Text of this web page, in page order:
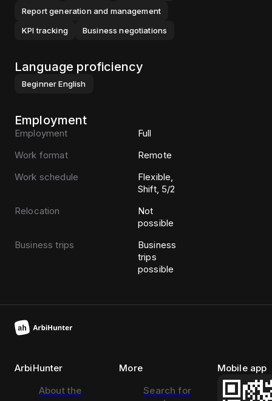
Report generation and management
KPI tracking
Business negotiations
Language proficiency
Beginner English
Employment
Employment
Full
Work format
Remote
Work schedule
Flexible,
Shift, 5/2
Relocation
Not
possible
Business trips
Business
trips
possible
ArbiHunter
About the
More
Search for
Mobile app